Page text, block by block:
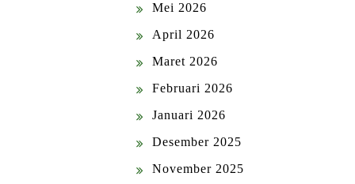
Mei 2026
April 2026
Maret 2026
Februari 2026
Januari 2026
Desember 2025
November 2025